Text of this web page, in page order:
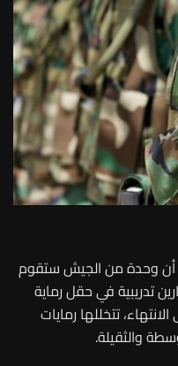
أن وحدة من الجيش ستقوم
بإجراء تمارين تدريبية في حقل رماية
ابتداءً من الساعة 6.00 حتى الانتهاء، تتخللها رمايات
والثقيلة.